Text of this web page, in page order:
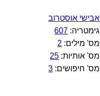
אבישי אוסטרוב
גימטריה: 607
מס' מילים: 2
מס' אותיות: 25
מס' חיפושים: 3